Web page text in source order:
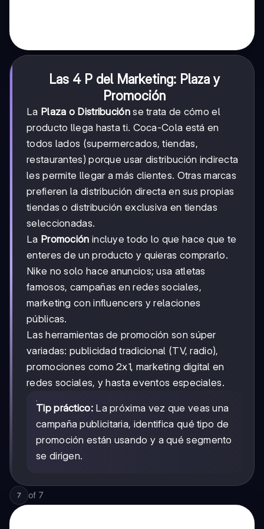
Las 4 P del Marketing: Plaza y
Promoción
La Plaza o Distribuciónse trata de cómo el
producto llega hasta ti. Coca-Cola está en
todos lados (supermercados, tiendas,
restaurantes) porque usar distribución indirecta
les permite llegar a más clientes. Otras marcas
prefieren la distribución directa en sus propias
tiendas o distribución exclusiva en tiendas
seleccionadas.
La Promoción incluye todo lo que hace que te
enteres de un producto y quieras comprarlo.
Nike no solo hace anuncios; usa atletas
famosos, campañas en redes sociales,
marketing con influencers y relaciones
públicas.
Las herramientas de promoción son súper
variadas: publicidad tradicional (TV, radio),
promociones como 2x1, marketing digital en
redes sociales, y hasta eventos especiales.
Tip práctico:La próxima vez que veas una
campaña publicitaria, identifica qué tipo de
promoción están usando y a qué segmento
se dirigen.
7 of 7